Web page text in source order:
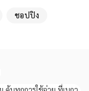
ชอปปิง